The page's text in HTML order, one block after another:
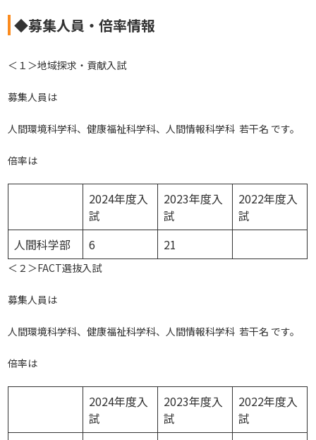
◆募集人員・倍率情報
＜１＞地域探求・貢献入試
募集人員は
人間環境科学科、健康福祉科学科、人間情報科学科 若干名 です。
倍率は
2024年度入
試
2023年度入
試
2022年度入
試
人間科学部
6 21
＜２＞FACT選抜入試
募集人員は
人間環境科学科、健康福祉科学科、人間情報科学科 若干名 です。
倍率は
2024年度入
試
2023年度入
試
2022年度入
試